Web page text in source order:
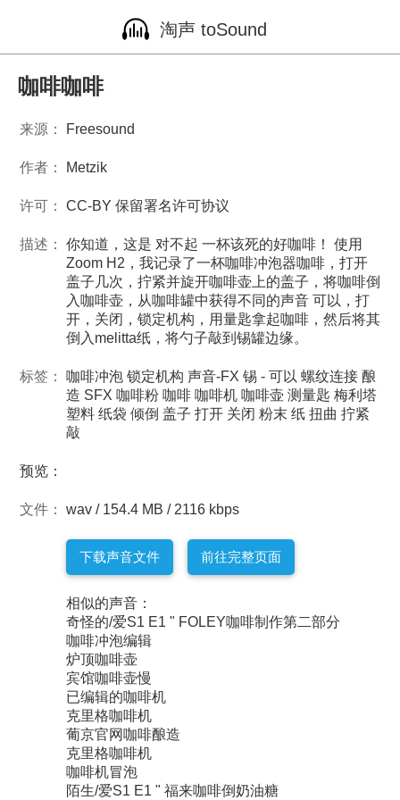
淘声 toSound
咖啡咖啡
来源： Freesound
作者： Metzik
许可： CC-BY 保留署名许可协议
描述：
你知道，这是 对不起 一杯该死的好咖啡！ 使用
Zoom H2，我记录了一杯咖啡冲泡器咖啡，打开
盖子几次，拧紧并旋开咖啡壶上的盖子，将咖啡倒
入咖啡壶，从咖啡罐中获得不同的声音 可以，打
开，关闭，锁定机构，用量匙拿起咖啡，然后将其
倒入melitta纸，将勺子敲到锡罐边缘。
标签： 咖啡冲泡 锁定机构 声音-FX 锡 - 可以 螺纹连接 酿
造 SFX 咖啡粉 咖啡 咖啡机 咖啡壶 测量匙 梅利塔
塑料 纸袋 倾倒 盖子 打开 关闭 粉末 纸 扭曲 拧紧
敲
预览：
文件： wav / 154.4 MB / 2116 kbps
下载声音文件 前往完整页面
相似的声音：
奇怪的/爱S1 E1 " FOLEY咖啡制作第二部分
咖啡冲泡编辑
炉顶咖啡壶
宾馆咖啡壶慢
已编辑的咖啡机
克里格咖啡机
葡京官网咖啡酿造
克里格咖啡机
咖啡机冒泡
陌生/爱S1 E1 " 福来咖啡倒奶油糖